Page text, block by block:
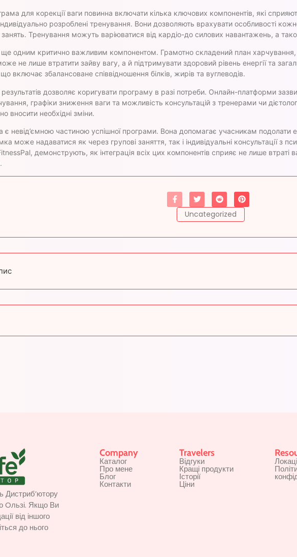
для корекції ваги повинна включати кілька ключових компонентів, які
розроблені тренування. Вони дозволяють врахувати особливості
Тренування можуть варіюватися від кардіо-до силових навантажень, а
ще одним критично важливим компонентом. Грамотно складений план
не лише втратити зайву вагу, а й підтримувати здоровий рівень енергії та
включає збалансоване співвідношення білків, жирів та вуглеводів.
дозволяє коригувати програму в разі потреби. Онлайн-платформи
графіки зниження ваги та можливість консультацій з тренерами чи
вносити необхідні зміни.
є невід’ємною частиною успішної програми. Вона допомагає учасникам подолати
може надаватися як через групові заняття, так і індивідуальні консультації
демонструють, як інтеграція всіх цих компонентів сприяє не лише втраті
Uncategorized
Дистриб’ютору
Oльзі. Якщо Ви
від іншого
до нього
Company
Каталог
Про мене
Блог
Контакти
Travelers
Відгуки
Кращі продукти
Історії
Ціни